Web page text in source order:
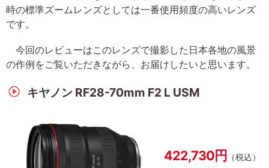
時の標準ズームレンズとしては一番使用頻度の高いレンズ
です。
今回のレビューはこのレンズで撮影した日本各地の風景
の作例をご覧いただきながら、お届けしたいと思います。
キヤノン RF28-70mm F2 L USM
422,730円 （税込）